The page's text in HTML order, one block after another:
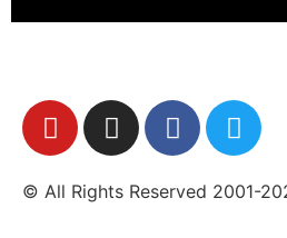
© All Rights Reserved 2001-